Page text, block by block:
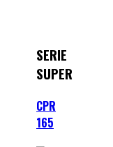
SERIE
SUPER
CPR
165